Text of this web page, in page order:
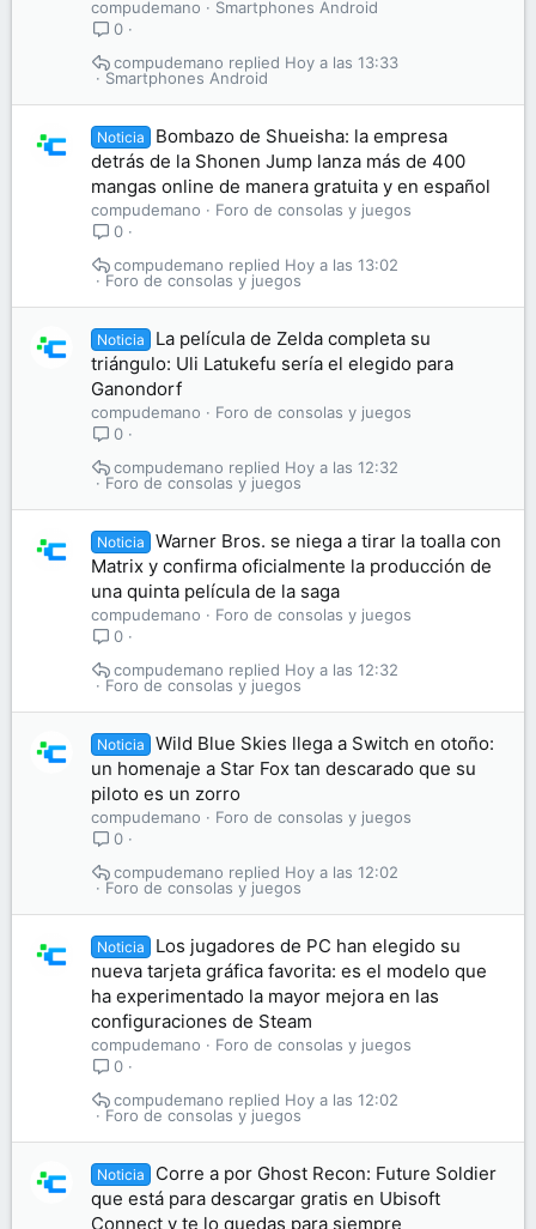
compudemano
Smartphones Android
0
Smartphones Android
Hoy a las 13:33
compudemano
Noticia
Bombazo de Shueisha: la empresa
detrás de la Shonen Jump lanza más de 400
mangas online de manera gratuita y en español
compudemano
Foro de consolas y juegos
0
Foro de consolas y juegos
Hoy a las 13:02
compudemano
Noticia
La película de Zelda completa su
triángulo: Uli Latukefu sería el elegido para
Ganondorf
compudemano
Foro de consolas y juegos
0
Foro de consolas y juegos
Hoy a las 12:32
compudemano
Noticia
Warner Bros. se niega a tirar la toalla con
Matrix y confirma oficialmente la producción de
una quinta película de la saga
compudemano
Foro de consolas y juegos
0
Foro de consolas y juegos
Hoy a las 12:32
compudemano
Noticia
Wild Blue Skies llega a Switch en otoño:
un homenaje a Star Fox tan descarado que su
piloto es un zorro
compudemano
Foro de consolas y juegos
0
Foro de consolas y juegos
Hoy a las 12:02
compudemano
Noticia
Los jugadores de PC han elegido su
nueva tarjeta gráfica favorita: es el modelo que
ha experimentado la mayor mejora en las
configuraciones de Steam
compudemano
Foro de consolas y juegos
0
Foro de consolas y juegos
Hoy a las 12:02
compudemano
Noticia
Corre a por Ghost Recon: Future Soldier
que está para descargar gratis en Ubisoft
Connect y te lo quedas para siempre